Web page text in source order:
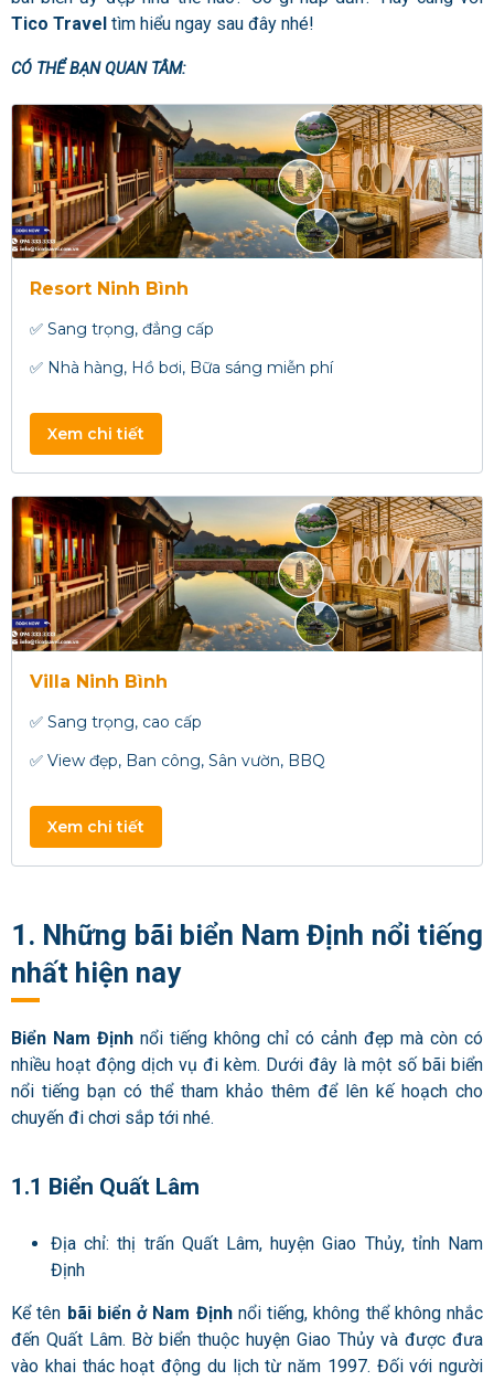
Tico Travel tìm hiểu ngay sau đây nhé!
CÓ THỂ BẠN QUAN TÂM:
Resort Ninh Bình
✅ Sang trọng, đẳng cấp
✅ Nhà hàng, Hồ bơi, Bữa sáng miễn phí
Xem chi tiết
Villa Ninh Bình
✅ Sang trọng, cao cấp
✅ View đẹp, Ban công, Sân vườn, BBQ
Xem chi tiết
1. Những bãi biển Nam Định nổi tiếng
nhất hiện nay
Biển Nam Định nổi tiếng không chỉ có cảnh đẹp mà còn có
nhiều hoạt động dịch vụ đi kèm. Dưới đây là một số bãi biển
nổi tiếng bạn có thể tham khảo thêm để lên kế hoạch cho
chuyến đi chơi sắp tới nhé.
1.1 Biển Quất Lâm
Địa chỉ: thị trấn Quất Lâm, huyện Giao Thủy, tỉnh Nam
Định
Kể tên bãi biển ở Nam Địnhnổi tiếng, không thể không nhắc
đến Quất Lâm. Bờ biển thuộc huyện Giao Thủy và được đưa
vào khai thác hoạt động du lịch từ năm 1997. Đối với người